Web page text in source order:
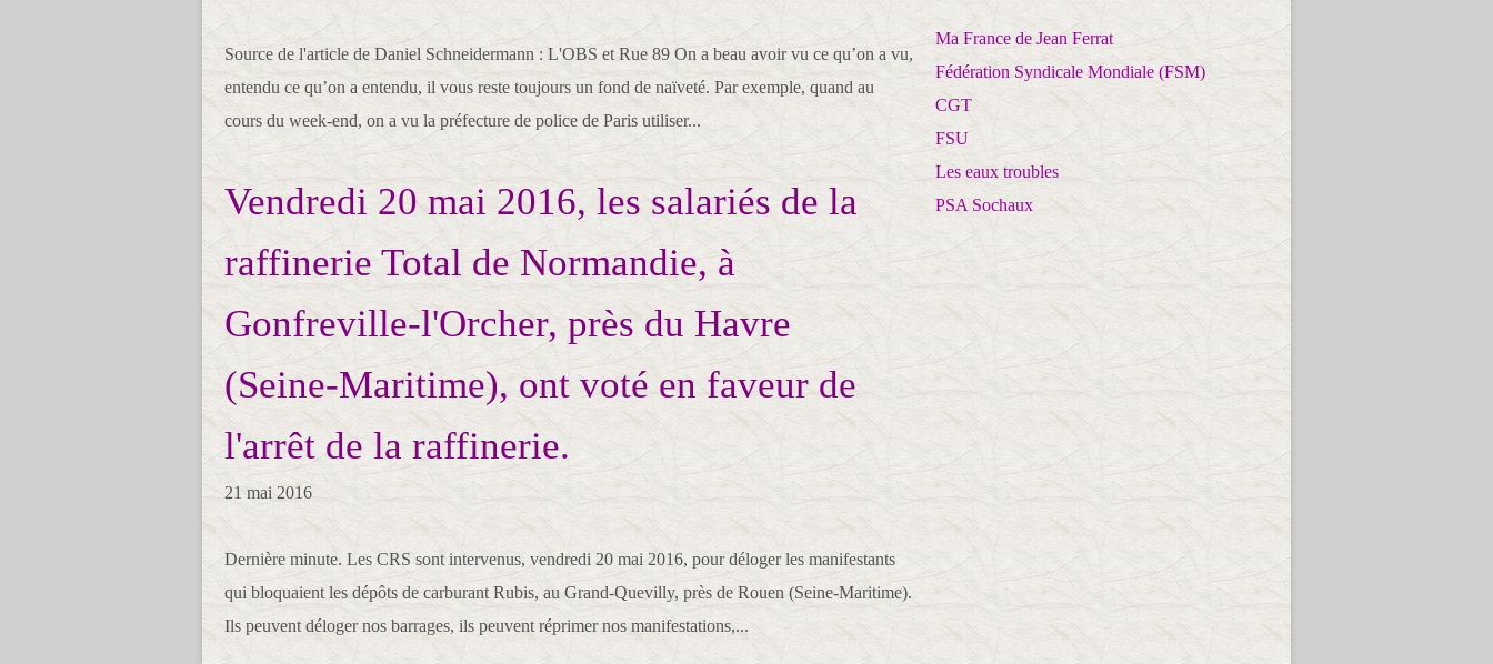
Source de l'article de Daniel Schneidermann : L'OBS et Rue 89 On a beau avoir vu ce qu’on a vu,
entendu ce qu’on a entendu, il vous reste toujours un fond de naïveté. Par exemple, quand au
cours du week-end, on a vu la préfecture de police de Paris utiliser...
Vendredi 20 mai 2016, les salariés de la
raffinerie Total de Normandie, à
Gonfreville-l'Orcher, près du Havre
(Seine-Maritime), ont voté en faveur de
l'arrêt de la raffinerie.
21 mai 2016
Dernière minute. Les CRS sont intervenus, vendredi 20 mai 2016, pour déloger les manifestants
qui bloquaient les dépôts de carburant Rubis, au Grand-Quevilly, près de Rouen (Seine-Maritime).
Ils peuvent déloger nos barrages, ils peuvent réprimer nos manifestations,...
Ma France de Jean Ferrat
Fédération Syndicale Mondiale (FSM)
CGT
FSU
Les eaux troubles
PSA Sochaux